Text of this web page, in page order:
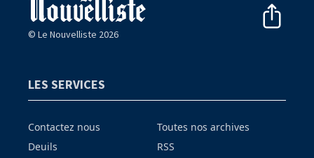
© Le Nouvelliste 2026
LES SERVICES
Contactez nous
Deuils
Toutes nos archives
RSS